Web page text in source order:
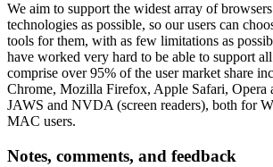
We aim to support the widest array of
technologies as possible, so our users can
tools for them, with as few limitations as
have worked very hard to be able to support
comprise over 95% of the user market share
Chrome, Mozilla Firefox, Apple Safari, Opera
JAWS and NVDA (screen readers), both for
MAC users.
Notes, comments, and feedback